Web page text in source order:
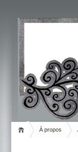
À propos